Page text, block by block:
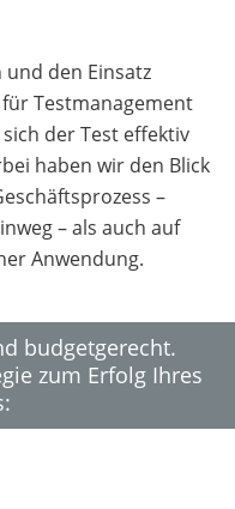
den Einsatz
Testmanagement
der Test effektiv
haben wir den Blick
–
– als auch auf
Anwendung.
budgetgerecht.
zum Erfolg Ihres